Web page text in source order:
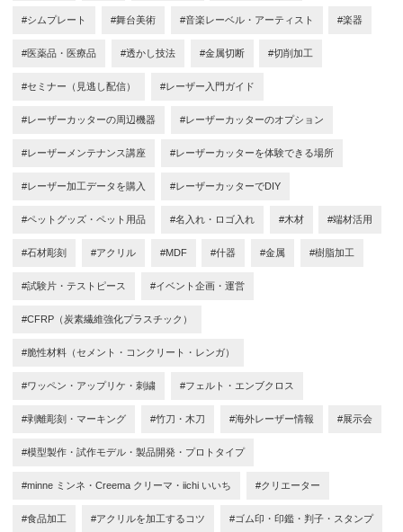
#シムプレート #舞台美術 #音楽レーベル・アーティスト #楽器
#医薬品・医療品 #透かし技法 #金属切断 #切削加工
#セミナー（見逃し配信） #レーザー入門ガイド
#レーザーカッターの周辺機器 #レーザーカッターのオプション
#レーザーメンテナンス講座 #レーザーカッターを体験できる場所
#レーザー加工データを購入 #レーザーカッターでDIY
#ペットグッズ・ペット用品 #名入れ・ロゴ入れ #木材 #端材活用
#石材彫刻 #アクリル #MDF #什器 #金属 #樹脂加工
#試験片・テストピース #イベント企画・運営
#CFRP（炭素繊維強化プラスチック）
#脆性材料（セメント・コンクリート・レンガ）
#ワッペン・アップリケ・刺繍 #フェルト・エンブクロス
#剥離彫刻・マーキング #竹刀・木刀 #海外レーザー情報 #展示会
#模型製作・試作モデル・製品開発・プロトタイプ
#minne ミンネ・Creema クリーマ・iichi いいち #クリエーター
#食品加工 #アクリルを加工するコツ #ゴム印・印鑑・判子・スタンプ